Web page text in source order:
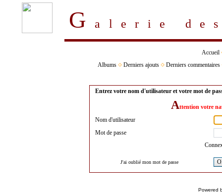
Galerie
Accueil
Albums
Derniers ajouts Derniers commentaires
Entrez votre nom d'utilisateur et votre mot de
Attention votre
Nom d'utilisateur
Mot de passe
J'ai oublié mon mot de passe
Powered